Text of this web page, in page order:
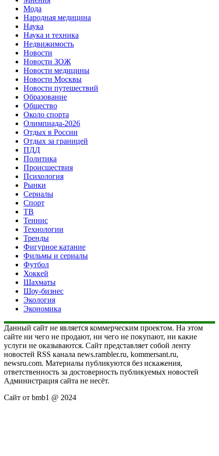
Мода
Народная медицина
Наука
Наука и техника
Недвижимость
Новости
Новости ЗОЖ
Новости медицины
Новости Москвы
Новости путешествий
Образование
Общество
Около спорта
Олимпиада-2026
Отдых в России
Отдых за границей
ПДД
Политика
Происшествия
Психология
Рынки
Сериалы
Спорт
ТВ
Теннис
Технологии
Тренды
Фигурное катание
Фильмы и сериалы
Футбол
Хоккей
Шахматы
Шоу-бизнес
Экология
Экономика
Данный сайт не является коммерческим проектом. На этом
сайте ни чего не продают, ни чего не покупают, ни какие
услуги не оказываются. Сайт представляет собой ленту
новостей RSS канала news.rambler.ru, kommersant.ru,
newsru.com. Материалы публикуются без искажения,
ответственность за достоверность публикуемых новостей
Администрация сайта не несёт.
Сайт от bmb1 @ 2024